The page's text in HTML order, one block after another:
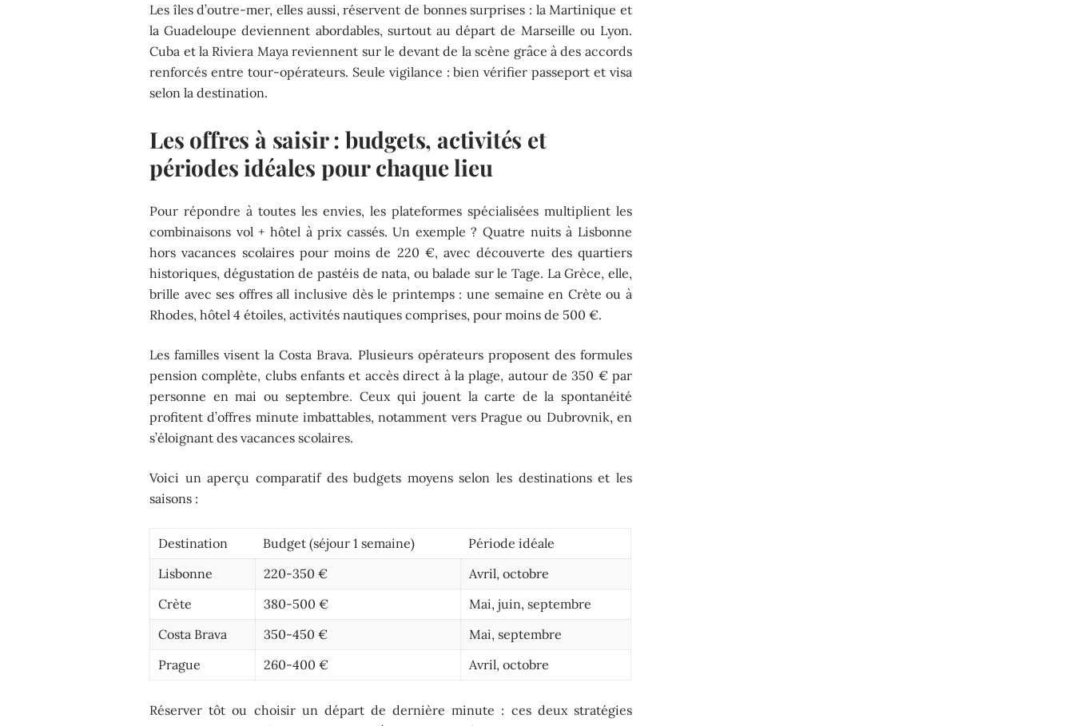
Les îles d’outre-mer, elles aussi, réservent de bonnes surprises : la Martinique et
la Guadeloupe deviennent abordables, surtout au départ de Marseille ou Lyon.
Cuba et la Riviera Maya reviennent sur le devant de la scène grâce à des accords
renforcés entre tour-opérateurs. Seule vigilance : bien vérifier passeport et visa
selon la destination.
Les offres à saisir : budgets, activités et
périodes idéales pour chaque lieu
Pour répondre à toutes les envies, les plateformes spécialisées multiplient les
combinaisons vol + hôtel à prix cassés. Un exemple ? Quatre nuits à Lisbonne
hors vacances scolaires pour moins de 220 €, avec découverte des quartiers
historiques, dégustation de pastéis de nata, ou balade sur le Tage. La Grèce, elle,
brille avec ses offres all inclusive dès le printemps : une semaine en Crète ou à
Rhodes, hôtel 4 étoiles, activités nautiques comprises, pour moins de 500 €.
Les familles visent la Costa Brava. Plusieurs opérateurs proposent des formules
pension complète, clubs enfants et accès direct à la plage, autour de 350 € par
personne en mai ou septembre. Ceux qui jouent la carte de la spontanéité
profitent d’offres minute imbattables, notamment vers Prague ou Dubrovnik, en
s’éloignant des vacances scolaires.
Voici un aperçu comparatif des budgets moyens selon les destinations et les
saisons :
Destination Budget (séjour 1 semaine)
Période idéale
Lisbonne
220-350 €
Avril, octobre
Crète
380-500 €
Mai, juin, septembre
Costa Brava
350-450 €
Mai, septembre
Prague
260-400 € Avril, octobre
Réserver tôt ou choisir un départ de dernière minute : ces deux stratégies